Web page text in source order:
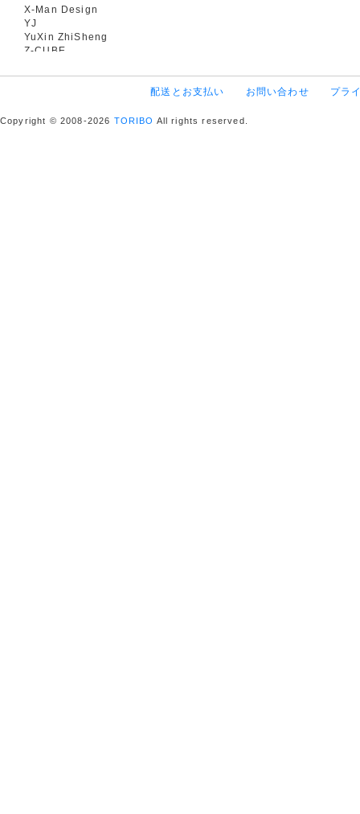
X-Man Design
YJ
YuXin ZhiSheng
Z-CUBE
配送とお支払い お問い合わせ プラ
Copyright © 2008-2026 TORIBO All rights reserved.